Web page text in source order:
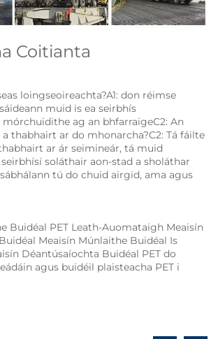
Coitianta
loingseoireachta?A1: don réimse
muid is ea seirbhís
ag an bhfarraigeC2: An
thabhairt ar do mhonarcha?C2: Tá fáilte
ar ár seimineár, tá muid
soláthair aon-stad a sholáthar
tú do chuid airgid, ama agus
Buidéal PET Leath-Auomataigh Meaisín
Meaisín Múnlaithe Buidéal Is
Déantúsaíochta Buidéal PET do
agus buidéil plaisteacha PET i